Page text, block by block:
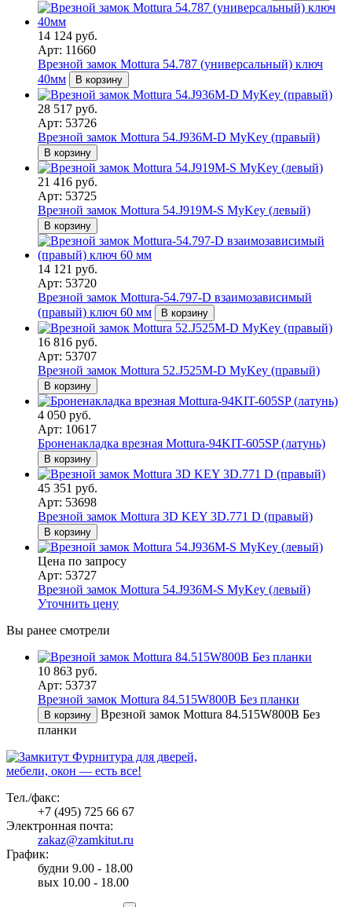
14 124 руб.
Арт: 11660
Врезной замок Mottura 54.787 (универсальный) ключ
40мм
В корзину
28 517 руб.
Арт: 53726
Врезной замок Mottura 54.J936M-D MyKey (правый)
В корзину
21 416 руб.
Арт: 53725
Врезной замок Mottura 54.J919M-S MyKey (левый)
В корзину
14 121 руб.
Арт: 53720
Врезной замок Mottura-54.797-D взаимозависимый
(правый) ключ 60 мм
В корзину
16 816 руб.
Арт: 53707
Врезной замок Mottura 52.J525M-D MyKey (правый)
В корзину
4 050 руб.
Арт: 10617
Броненакладка врезная Mottura-94KIT-605SP (латунь)
В корзину
45 351 руб.
Арт: 53698
Врезной замок Mottura 3D KEY 3D.771 D (правый)
В корзину
Цена по запросу
Арт: 53727
Врезной замок Mottura 54.J936M-S MyKey (левый)
Уточнить цену
Вы ранее смотрели
10 863 руб.
Арт: 53737
Врезной замок Mottura 84.515W800B Без планки
В корзину
Врезной замок Mottura 84.515W800B Без
планки
Фурнитура для дверей,
мебели, окон — есть все!
Тел./факс:
+7 (495) 725 66 67
Электронная почта:
zakaz@zamkitut.ru
График:
будни 9.00 - 18.00
вых 10.00 - 18.00